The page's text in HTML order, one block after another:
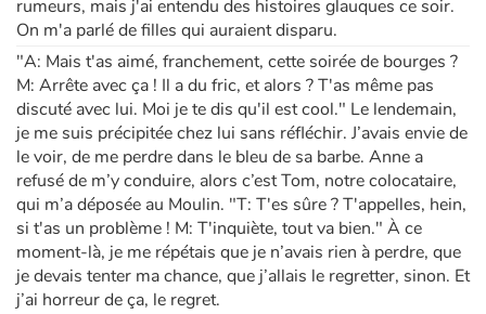
rumeurs, mais j'ai entendu des histoires glauques ce soir.
On m'a parlé de filles qui auraient disparu.
"A: Mais t'as aimé, franchement, cette soirée de bourges ?
M: Arrête avec ça ! Il a du fric, et alors ? T'as même pas
discuté avec lui. Moi je te dis qu'il est cool." Le lendemain,
je me suis précipitée chez lui sans réfléchir. J’avais envie de
le voir, de me perdre dans le bleu de sa barbe. Anne a
refusé de m’y conduire, alors c’est Tom, notre colocataire,
qui m’a déposée au Moulin. "T: T'es sûre ? T'appelles, hein,
si t'as un problème ! M: T'inquiète, tout va bien." À ce
moment-là, je me répétais que je n’avais rien à perdre, que
je devais tenter ma chance, que j’allais le regretter, sinon. Et
j’ai horreur de ça, le regret.